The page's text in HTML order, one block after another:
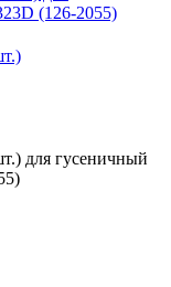
для гусеничный